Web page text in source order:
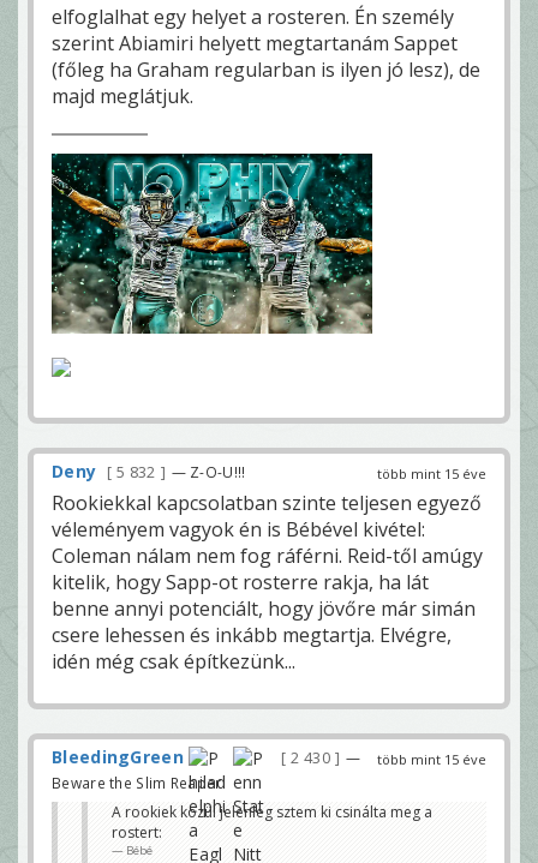
elfoglalhat egy helyet a rosteren. Én személy
szerint Abiamiri helyett megtartanám Sappet
(főleg ha Graham regularban is ilyen jó lesz), de
majd meglátjuk.
több mint 15 éve
Deny 5 832 — Z-O-U!!!
Rookiekkal kapcsolatban szinte teljesen egyező
véleményem vagyok én is Bébével kivétel:
Coleman nálam nem fog ráférni. Reid-től amúgy
kitelik, hogy Sapp-ot rosterre rakja, ha lát
benne annyi potenciált, hogy jövőre már simán
csere lehessen és inkább megtartja. Elvégre,
idén még csak építkezünk...
több mint 15 éve
BleedingGreen 2 430
—
Beware the Slim Reaper!
A rookiek közül jelenleg sztem ki csinálta meg a
rostert:
Bébé